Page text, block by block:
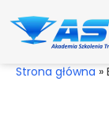
Strona główna »